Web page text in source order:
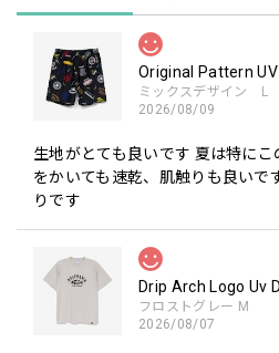
ミックスデザイン L
2026/08/09
生地がとても良いです 夏は特に
をかいても速乾、肌触りも良いで
りです
Drip Arch Logo Uv
フロストグレー M
2026/08/07